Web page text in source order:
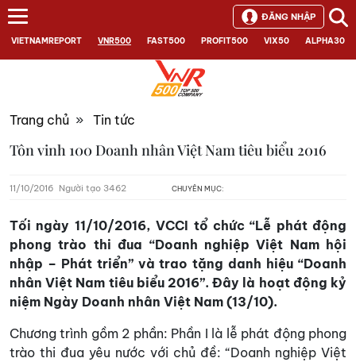
VIETNAMREPORT VNR500 FAST500 PROFIT500 VIX50 ALPHA30
ĐĂNG NHẬP
Trang chủ » Tin tức
Tôn vinh 100 Doanh nhân Việt Nam tiêu biểu 2016
11/10/2016 Người tạo 3462 CHUYÊN MỤC:
Tối ngày 11/10/2016, VCCI tổ chức “Lễ phát động
phong trào thi đua “Doanh nghiệp Việt Nam hội
nhập – Phát triển” và trao tặng danh hiệu “Doanh
nhân Việt Nam tiêu biểu 2016”. Đây là hoạt động kỷ
niệm Ngày Doanh nhân Việt Nam (13/10).
Chương trình gồm 2 phần: Phần I là lễ phát động phong
trào thi đua yêu nước với chủ đề: “Doanh nghiệp Việt